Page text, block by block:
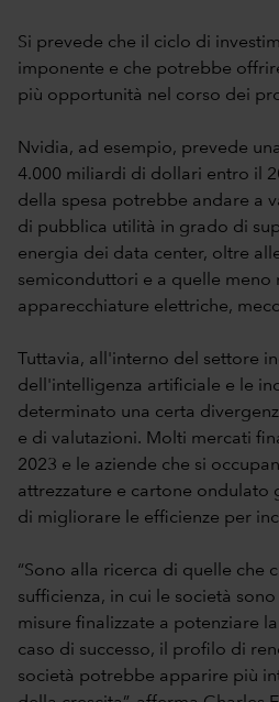
Si prevede che il ciclo di
imponente e che potrebbe
più opportunità nel corso dei
Nvidia, ad esempio, prevede
4.000 miliardi di dollari entro il
della spesa potrebbe andare a
di pubblica utilità in grado di
energia dei data center, oltre
semiconduttori e a quelle meno
apparecchiature elettriche,
Tuttavia, all'interno del settore
dell'intelligenza artificiale e le
determinato una certa
e di valutazioni. Molti mercati
2023 e le aziende che si
attrezzature e cartone ondulato
di migliorare le efficienze per
“Sono alla ricerca di quelle che
sufficienza, in cui le società
misure finalizzate a potenziare
caso di successo, il profilo di
società potrebbe apparire più